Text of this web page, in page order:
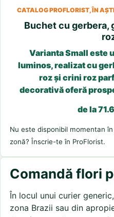
CATALOG PROFLORIST, ÎN
Buchet cu gerbera,
Varianta Small este
luminos, realizat cu
roz și crini roz
decorativă oferă
de la
Nu este disponibil momentan
zonă? Înscrie-te în ProFlorist.
Comandă flori
În locul unui curier
zona Brazii sau din